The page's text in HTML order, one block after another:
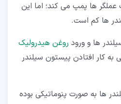
عملگر ها پمپ می کند؛ اما این
ها کم است.
ها و ورود روغن هیدرولیک
به کار افتادن پیستون سیلندر
ها به صورت پنوماتیکی بوده